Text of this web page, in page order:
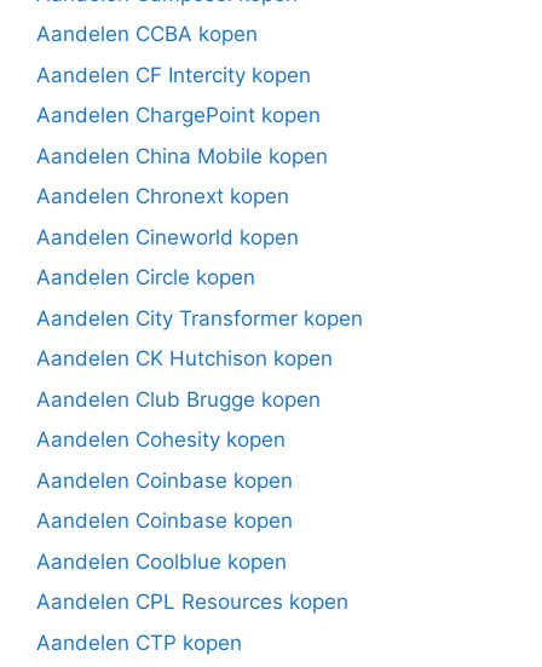
Aandelen CCBA kopen
Aandelen CF Intercity kopen
Aandelen ChargePoint kopen
Aandelen China Mobile kopen
Aandelen Chronext kopen
Aandelen Cineworld kopen
Aandelen Circle kopen
Aandelen City Transformer kopen
Aandelen CK Hutchison kopen
Aandelen Club Brugge kopen
Aandelen Cohesity kopen
Aandelen Coinbase kopen
Aandelen Coinbase kopen
Aandelen Coolblue kopen
Aandelen CPL Resources kopen
Aandelen CTP kopen